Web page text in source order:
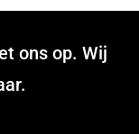
ons op. Wij